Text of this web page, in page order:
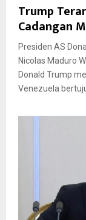
Trump
Cadangan
Presiden AS
Nicolas Maduro
Donald Trump
Venezuela